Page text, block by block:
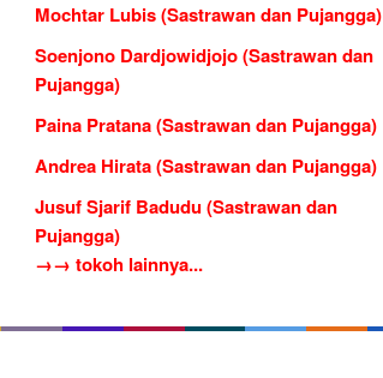
Mochtar Lubis (Sastrawan dan Pujangga)
Soenjono Dardjowidjojo (Sastrawan dan
Pujangga)
Paina Pratana (Sastrawan dan Pujangga)
Andrea Hirata (Sastrawan dan Pujangga)
Jusuf Sjarif Badudu (Sastrawan dan
Pujangga)
→→ tokoh lainnya...